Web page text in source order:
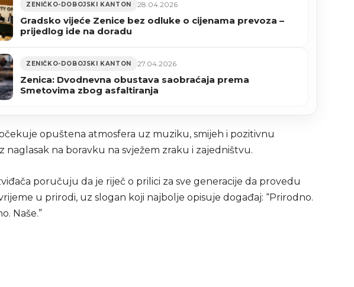
ZENIČKO-DOBOJSKI KANTON 28.04.2026
Gradsko vijeće Zenice bez odluke o cijenama prevoza –
prijedlog ide na doradu
ZENIČKO-DOBOJSKI KANTON 27.04.2026
Zenica: Dvodnevna obustava saobraćaja prema
Smetovima zbog asfaltiranja
opuštena atmosfera uz muziku, smijeh i pozitivnu
naglasak na boravku na svježem zraku i zajedništvu.
poručuju da je riječ o prilici za sve generacije da provedu
u prirodi, uz slogan koji najbolje opisuje događaj: “Prirodno.
Naše.”